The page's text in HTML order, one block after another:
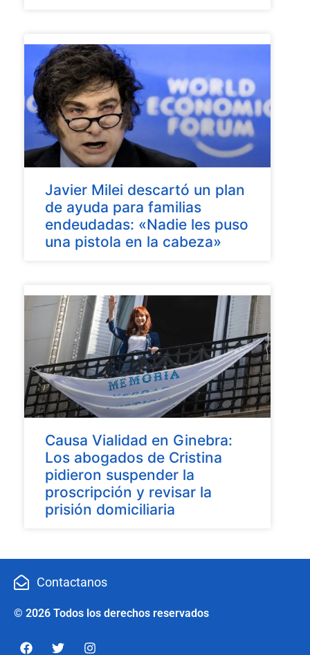
Javier Milei descartó un plan
de ayuda para familias
endeudadas: «Nadie les puso
una pistola en la cabeza»
Causa Vialidad en Ginebra:
Los abogados de Cristina
pidieron suspender la
proscripción y revisar la
prisión domiciliaria
Contactanos
© 2026 Todos los derechos reservados